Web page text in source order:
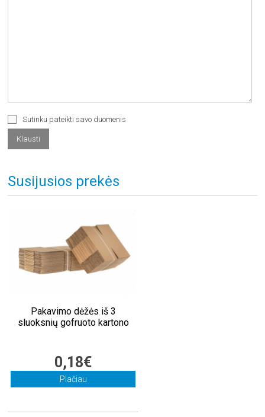
Sutinku pateikti savo duomenis
Susijusios prekės
Pakavimo dėžės iš 3
sluoksnių gofruoto kartono
0,18€
Plačiau